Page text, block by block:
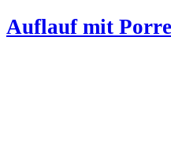
Auflauf mit